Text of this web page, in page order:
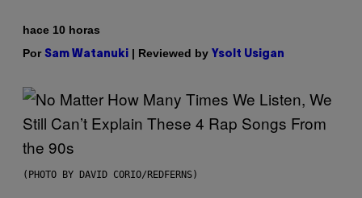
hace 10 horas
Por Sam Watanuki | Reviewed by Ysolt Usigan
(PHOTO BY DAVID CORIO/REDFERNS)